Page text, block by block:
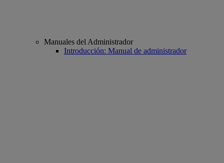
Manuales del Administrador
Introducción: Manual de administrador